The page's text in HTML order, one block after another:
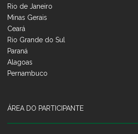
Rio de Janeiro
Minas Gerais
Ceará
Rio Grande do Sul
Paraná
Alagoas
Pernambuco
ÁREA DO PARTICIPANTE